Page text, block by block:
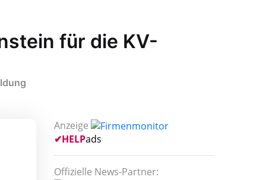
für die KV-
Anzeige
✔HELPads
Offizielle News-Partner: